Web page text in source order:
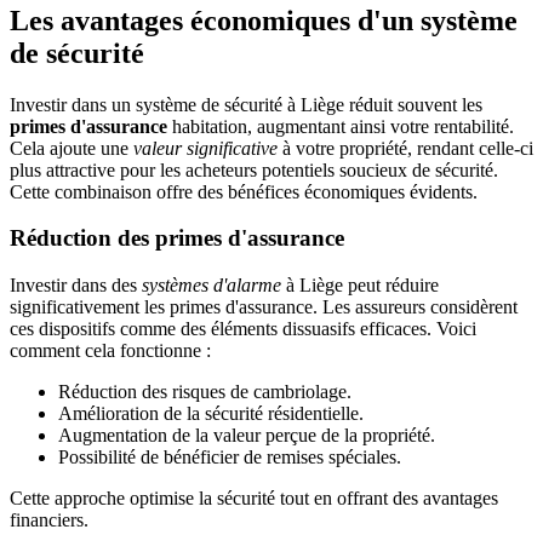
Les avantages économiques d'un système
de sécurité
Investir dans un système de sécurité à Liège réduit souvent les
primes d'assurance habitation, augmentant ainsi votre rentabilité.
Cela ajoute une valeur significative à votre propriété, rendant celle-ci
plus attractive pour les acheteurs potentiels soucieux de sécurité.
Cette combinaison offre des bénéfices économiques évidents.
Réduction des primes d'assurance
Investir dans des systèmes d'alarme à Liège peut réduire
significativement les primes d'assurance. Les assureurs considèrent
ces dispositifs comme des éléments dissuasifs efficaces. Voici
comment cela fonctionne :
Réduction des risques de cambriolage.
Amélioration de la sécurité résidentielle.
Augmentation de la valeur perçue de la propriété.
Possibilité de bénéficier de remises spéciales.
Cette approche optimise la sécurité tout en offrant des avantages
financiers.